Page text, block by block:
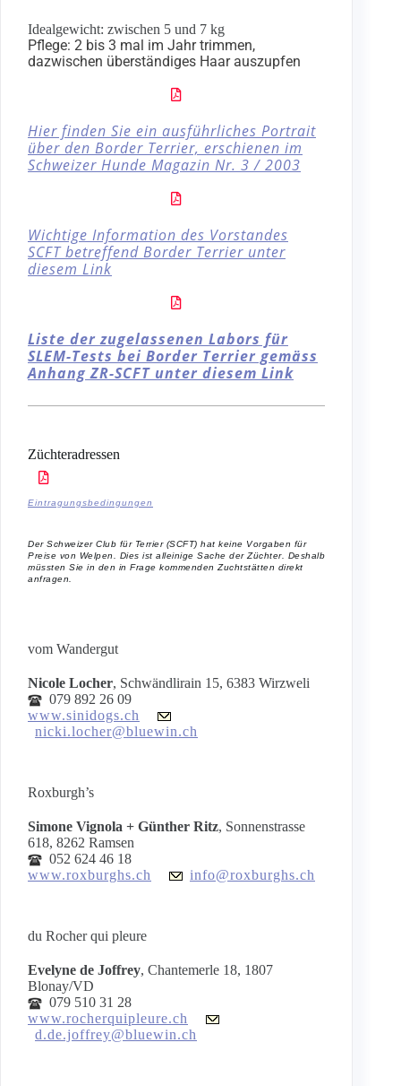
Idealgewicht: zwischen 5 und 7 kg
Pflege: 2 bis 3 mal im Jahr trimmen,
dazwischen überständiges Haar auszupfen
Hier finden Sie ein ausführliches Portrait
über den Border Terrier, erschienen im
Schweizer Hunde Magazin Nr. 3 / 2003
Wichtige Information des Vorstandes
SCFT betreffend Border Terrier unter
diesem Link
Liste der zugelassenen Labors für
SLEM-Tests bei Border Terrier gemäss
Anhang ZR-SCFT unter diesem Link
Züchteradressen
Eintragungsbedingungen
Der Schweizer Club für Terrier (SCFT) hat keine Vorgaben für
Preise von Welpen. Dies ist alleinige Sache der Züchter. Deshalb
müssten Sie in den in Frage kommenden Zuchtstätten direkt
anfragen.
vom Wandergut
Nicole Locher, Schwändlirain 15, 6383 Wirzweli
079 892 26 09
www.sinidogs.ch
nicki.locher@bluewin.ch
Roxburgh’s
Simone Vignola + Günther Ritz, Sonnenstrasse
618, 8262 Ramsen
052 624 46 18
www.roxburghs.ch
info@roxburghs.ch
du Rocher qui pleure
Evelyne de Joffrey, Chantemerle 18, 1807
Blonay/VD
079 510 31 28
www.rocherquipleure.ch
d.de.joffrey@bluewin.ch